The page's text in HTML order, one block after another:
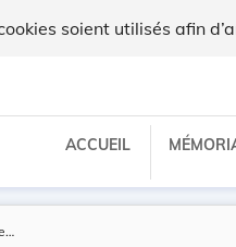
soient utilisés afin
ACCUEIL